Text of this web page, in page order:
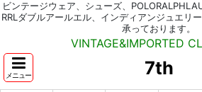
ビンテージウェア、シューズ、
RRLダブルアールエル、インディアンジュエリ
承っております。
VINTAGE&IMPORTED
メニュー 7th